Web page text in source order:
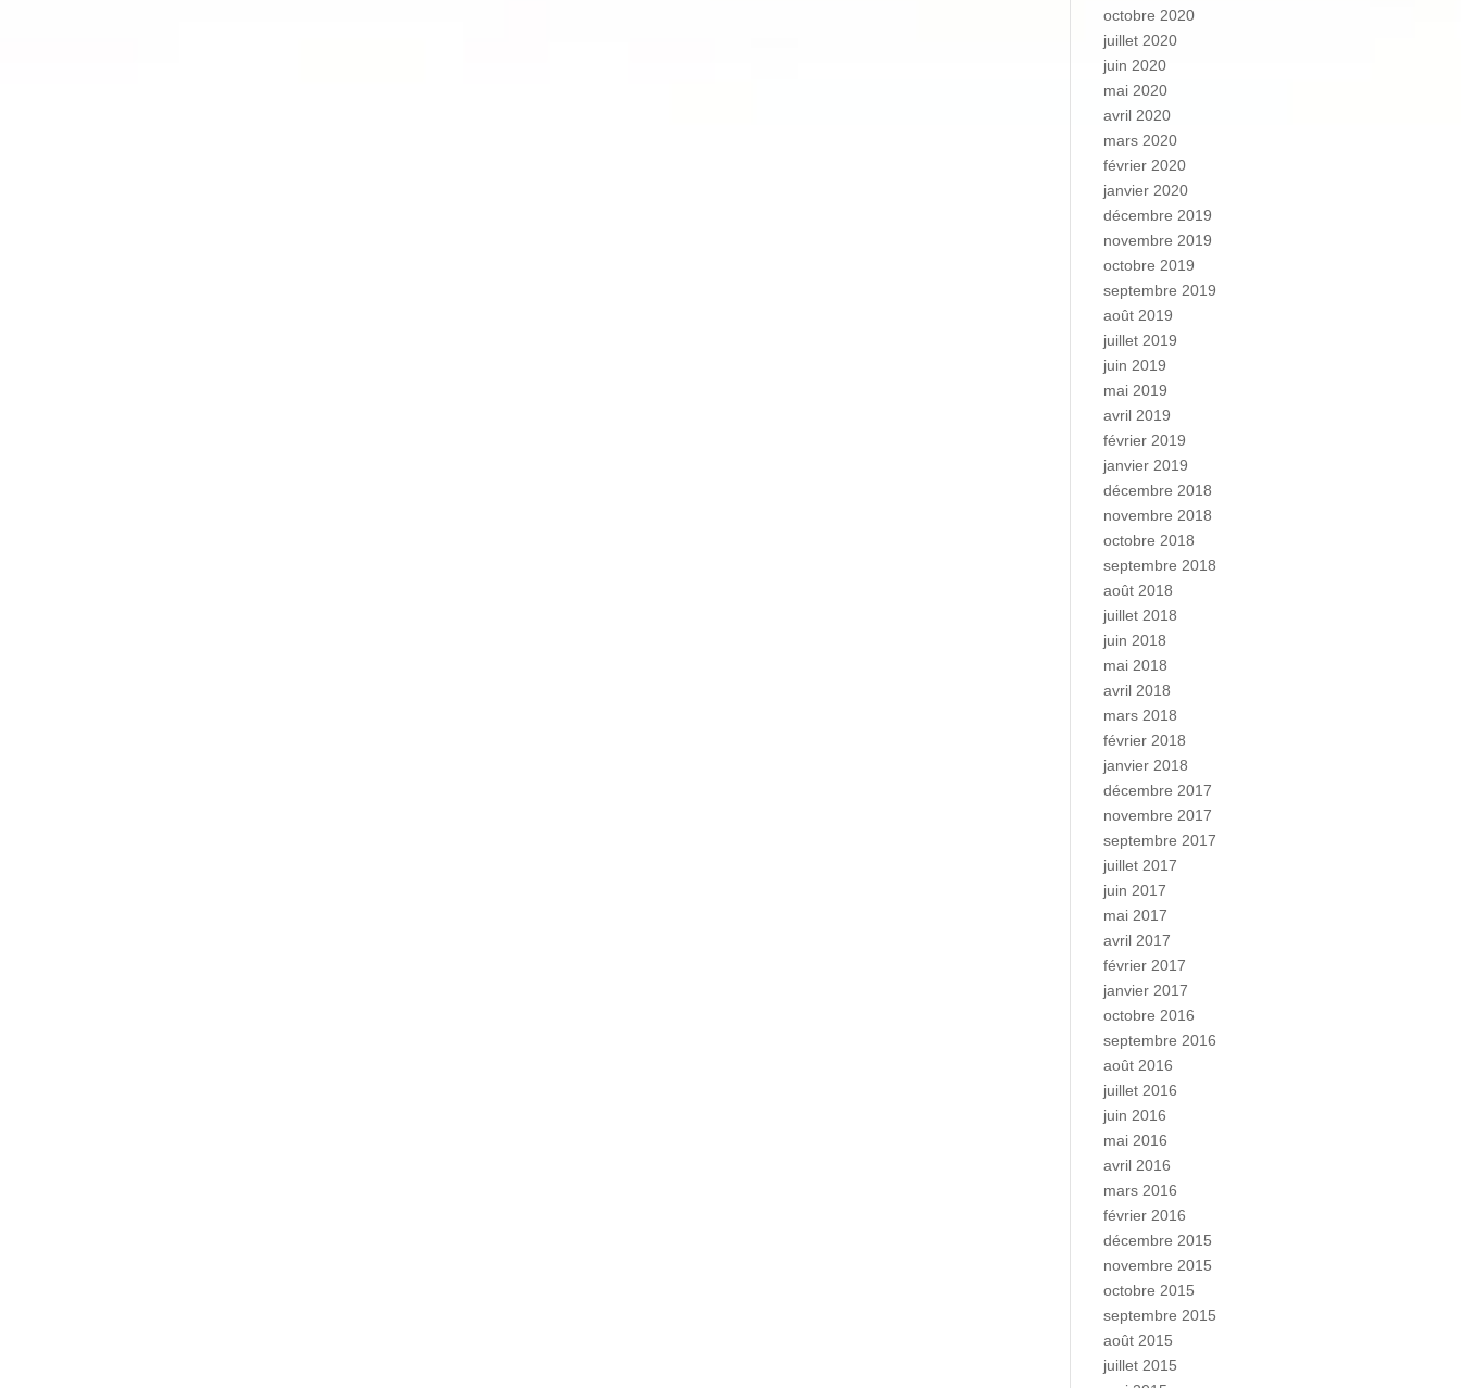
octobre 2020
juillet 2020
juin 2020
mai 2020
avril 2020
mars 2020
février 2020
janvier 2020
décembre 2019
novembre 2019
octobre 2019
septembre 2019
août 2019
juillet 2019
juin 2019
mai 2019
avril 2019
février 2019
janvier 2019
décembre 2018
novembre 2018
octobre 2018
septembre 2018
août 2018
juillet 2018
juin 2018
mai 2018
avril 2018
mars 2018
février 2018
janvier 2018
décembre 2017
novembre 2017
septembre 2017
juillet 2017
juin 2017
mai 2017
avril 2017
février 2017
janvier 2017
octobre 2016
septembre 2016
août 2016
juillet 2016
juin 2016
mai 2016
avril 2016
mars 2016
février 2016
décembre 2015
novembre 2015
octobre 2015
septembre 2015
août 2015
juillet 2015